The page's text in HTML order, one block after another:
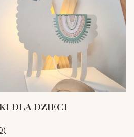
DLA DZIECI